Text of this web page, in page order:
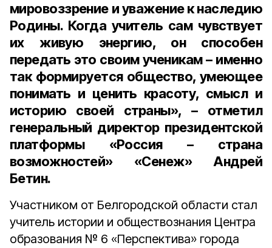
мировоззрение и уважение к наследию
Родины. Когда учитель сам чувствует
их живую энергию, он способен
передать это своим ученикам – именно
так формируется общество, умеющее
понимать и ценить красоту, смысл и
историю своей страны», – отметил
генеральный директор президентской
платформы «Россия – страна
возможностей» «Сенеж» Андрей
Бетин.
Участником от Белгородской области стал
учитель истории и обществознания Центра
образования № 6 «Перспектива» города